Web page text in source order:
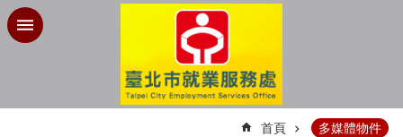
跳到主要內容區塊
首頁 多媒體物件